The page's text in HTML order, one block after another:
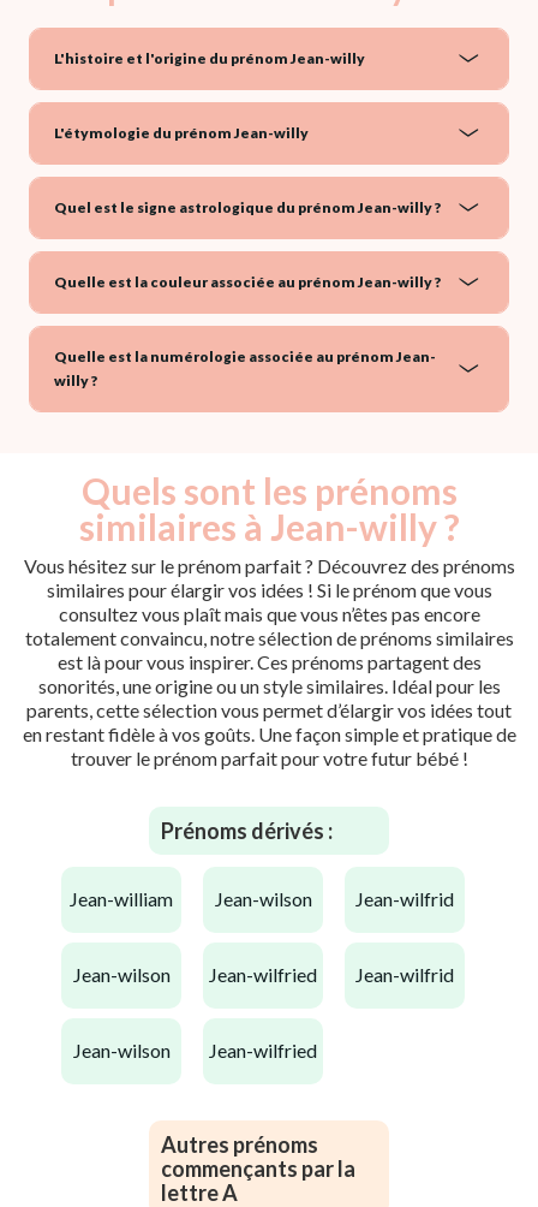
L'histoire et l'origine du prénom Jean-willy
L'étymologie du prénom Jean-willy
Quel est le signe astrologique du prénom Jean-willy ?
Quelle est la couleur associée au prénom Jean-willy ?
Quelle est la numérologie associée au prénom Jean-
willy ?
Quels sont les prénoms
similaires à Jean-willy ?
Vous hésitez sur le prénom parfait ? Découvrez des prénoms
similaires pour élargir vos idées ! Si le prénom que vous
consultez vous plaît mais que vous n’êtes pas encore
totalement convaincu, notre sélection de prénoms similaires
est là pour vous inspirer. Ces prénoms partagent des
sonorités, une origine ou un style similaires. Idéal pour les
parents, cette sélection vous permet d’élargir vos idées tout
en restant fidèle à vos goûts. Une façon simple et pratique de
trouver le prénom parfait pour votre futur bébé !
Prénoms dérivés :
jean-william jean-wilson jean-wilfrid
jean-wilson jean-wilfried jean-wilfrid
jean-wilson jean-wilfried
Autres prénoms
commençants par la
lettre A